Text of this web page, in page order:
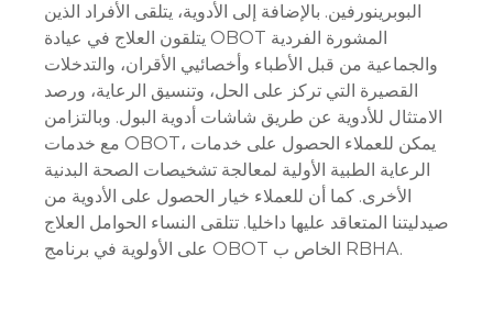
البوبرينورفين. بالإضافة إلى الأدوية، يتلقى الأفراد الذين
يتلقون العلاج في عيادة OBOT المشورة الفردية
والجماعية من قبل الأطباء وأخصائيي الأقران، والتدخلات
القصيرة التي تركز على الحل، وتنسيق الرعاية، ورصد
الامتثال للأدوية عن طريق شاشات أدوية البول. وبالتزامن
مع خدمات OBOT، يمكن للعملاء الحصول على خدمات
الرعاية الطبية الأولية لمعالجة تشخيصات الصحة البدنية
الأخرى. كما أن للعملاء خيار الحصول على الأدوية من
صيدليتنا المتعاقد عليها داخليا. تتلقى النساء الحوامل العلاج
على الأولوية في برنامج OBOT الخاص ب RBHA.